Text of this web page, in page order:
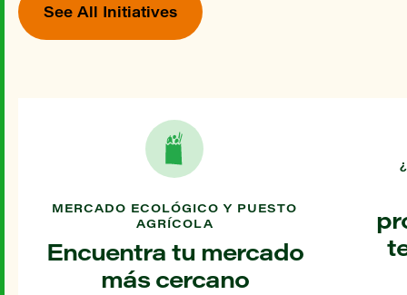
See All Initiatives
MERCADO ECOLÓGICO Y PUESTO
AGRÍCOLA
Encuentra tu mercado
más cercano